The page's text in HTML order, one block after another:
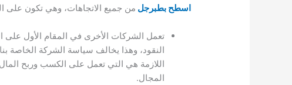
اسطح بطبرجل من جميع الاتجاهات، وهي تكون على
تعمل الشركات الأخرى في المقام الأول
النقود، وهذا يخالف سياسة الشركة الخاصة
اللازمة هي التي تعمل على الكسب وربح
المجال.